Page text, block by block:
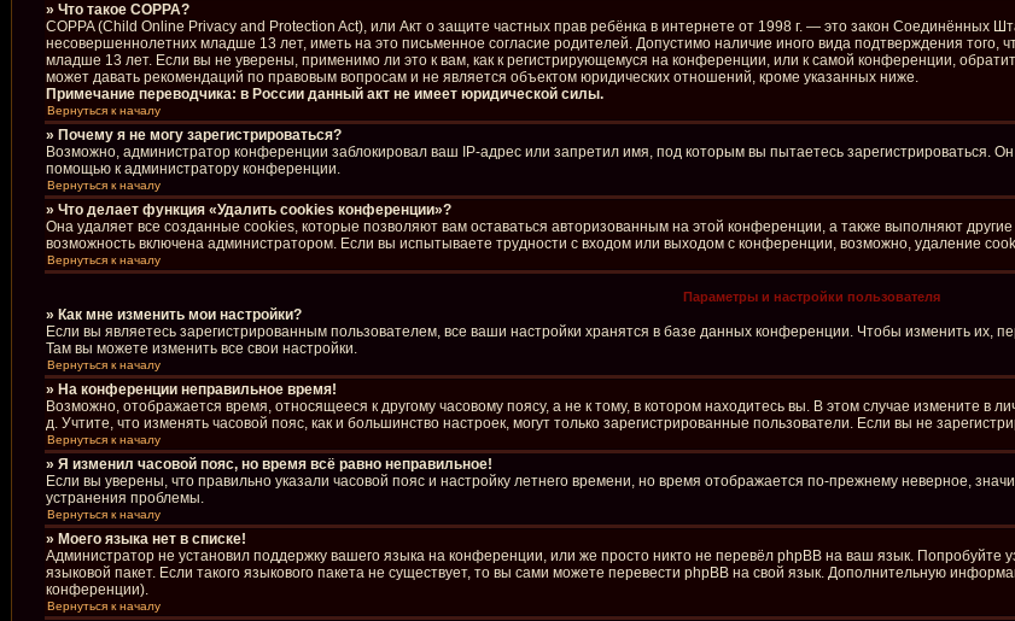
» Что такое COPPA?
COPPA (Child Online Privacy and Protection Act), или Акт о защите частных прав ребёнка в интернете от 1998 г. — это закон Соединённых
несовершеннолетних младше 13 лет, иметь на это письменное согласие родителей. Допустимо наличие иного вида подтверждения
младше 13 лет. Если вы не уверены, применимо ли это к вам, как к регистрирующемуся на конференции, или к самой конференции,
может давать рекомендаций по правовым вопросам и не является объектом юридических отношений, кроме указанных ниже.
Примечание переводчика: в России данный акт не имеет юридической силы.
Вернуться к началу
» Почему я не могу зарегистрироваться?
Возможно, администратор конференции заблокировал ваш IP-адрес или запретил имя, под которым вы пытаетесь зарегистрироваться.
помощью к администратору конференции.
Вернуться к началу
» Что делает функция «Удалить cookies конференции»?
Она удаляет все созданные cookies, которые позволяют вам оставаться авторизованным на этой конференции, а также выполняют
возможность включена администратором. Если вы испытываете трудности с входом или выходом с конференции, возможно, удаление
Вернуться к началу
Параметры и настройки пользователя
» Как мне изменить мои настройки?
Если вы являетесь зарегистрированным пользователем, все ваши настройки хранятся в базе данных конференции. Чтобы изменить их,
Там вы можете изменить все свои настройки.
Вернуться к началу
» На конференции неправильное время!
Возможно, отображается время, относящееся к другому часовому поясу, а не к тому, в котором находитесь вы. В этом случае измените в
д. Учтите, что изменять часовой пояс, как и большинство настроек, могут только зарегистрированные пользователи. Если вы не
Вернуться к началу
» Я изменил часовой пояс, но время всё равно неправильное!
Если вы уверены, что правильно указали часовой пояс и настройку летнего времени, но время отображается по-прежнему неверное,
устранения проблемы.
Вернуться к началу
» Моего языка нет в списке!
Администратор не установил поддержку вашего языка на конференции, или же просто никто не перевёл phpBB на ваш язык.
языковой пакет. Если такого языкового пакета не существует, то вы сами можете перевести phpBB на свой язык. Дополнительную
конференции).
Вернуться к началу